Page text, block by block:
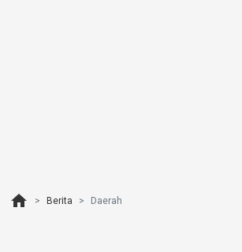
home Berita Daerah